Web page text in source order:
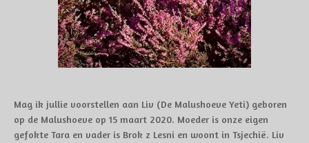
Mag ik jullie voorstellen aan Liv (De Malushoeve Yeti) geboren
op de Malushoeve op 15 maart 2020. Moeder is onze eigen
gefokte Tara en vader is Brok z Lesni en woont in Tsjechië. Liv